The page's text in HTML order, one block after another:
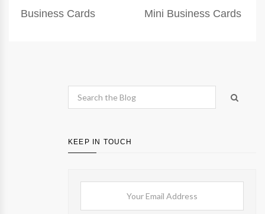
Business Cards Mini Business Cards
KEEP IN TOUCH